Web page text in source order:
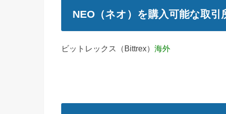
NEO（ネオ）を購入可能な取引
ビットレックス（Bittrex） 海外